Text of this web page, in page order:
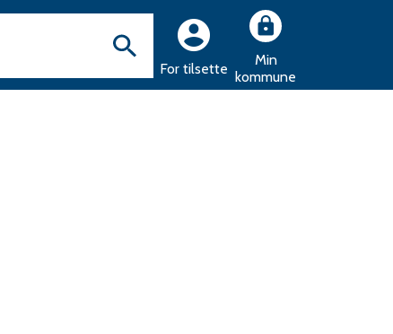
For tilsette
Min
kommune